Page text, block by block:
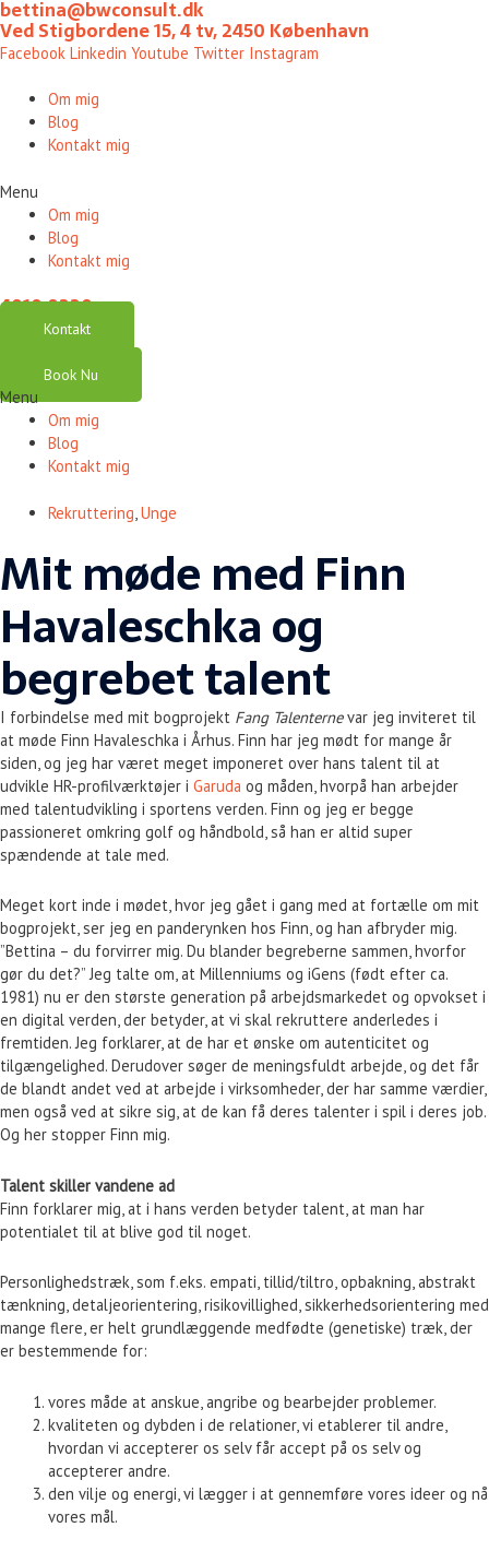
Gå
til
indholdet
bettina@bwconsult.dk
Ved Stigbordene 15, 4 tv, 2450 København
Facebook Linkedin Youtube Twitter Instagram
Om mig
Blog
Kontakt mig
Menu
Om mig
Blog
Kontakt mig
4010 0220
Kontakt
Book Nu
Menu
Om mig
Blog
Kontakt mig
Rekruttering Unge
Mit møde med Finn
Havaleschka og
begrebet talent
I forbindelse med mit bogprojekt Fang Talenternevar jeg inviteret til
at møde Finn Havaleschka i Århus. Finn har jeg mødt for mange år
siden, og jeg har været meget imponeret over hans talent til at
udvikle HR-profilværktøjer i Garuda og måden, hvorpå han arbejder
med talentudvikling i sportens verden. Finn og jeg er begge
passioneret omkring golf og håndbold, så han er altid super
spændende at tale med.
Meget kort inde i mødet, hvor jeg gået i gang med at fortælle om mit
bogprojekt, ser jeg en panderynken hos Finn, og han afbryder mig.
”Bettina – du forvirrer mig. Du blander begreberne sammen, hvorfor
gør du det?” Jeg talte om, at Millenniums og iGens (født efter ca.
1981) nu er den største generation på arbejdsmarkedet og opvokset i
en digital verden, der betyder, at vi skal rekruttere anderledes i
fremtiden. Jeg forklarer, at de har et ønske om autenticitet og
tilgængelighed. Derudover søger de meningsfuldt arbejde, og det får
de blandt andet ved at arbejde i virksomheder, der har samme værdier,
men også ved at sikre sig, at de kan få deres talenter i spil i deres job.
Og her stopper Finn mig.
Talent skiller vandene ad
Finn forklarer mig, at i hans verden betyder talent, at man har
potentialet til at blive god til noget.
Personlighedstræk, som f.eks. empati, tillid/tiltro, opbakning, abstrakt
tænkning, detaljeorientering, risikovillighed, sikkerhedsorientering med
mange flere, er helt grundlæggende medfødte (genetiske) træk, der
er bestemmende for:
vores måde at anskue, angribe og bearbejder problemer.
kvaliteten og dybden i de relationer, vi etablerer til andre,
hvordan vi accepterer os selv får accept på os selv og
accepterer andre.
den vilje og energi, vi lægger i at gennemføre vores ideer og nå
vores mål.